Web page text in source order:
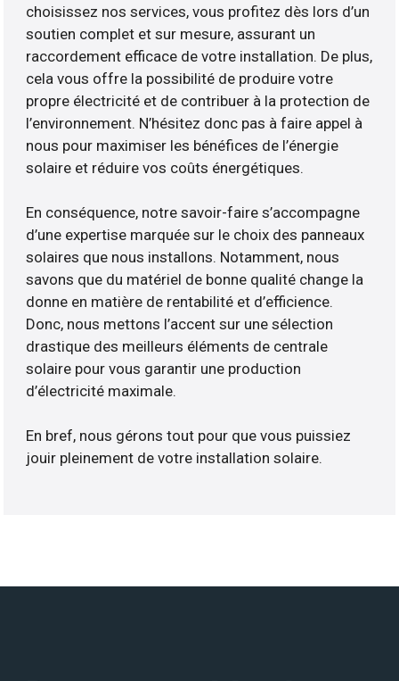
choisissez nos services, vous profitez dès lors d’un
soutien complet et sur mesure, assurant un
raccordement efficace de votre installation. De plus,
cela vous offre la possibilité de produire votre
propre électricité et de contribuer à la protection de
l’environnement. N’hésitez donc pas à faire appel à
nous pour maximiser les bénéfices de l’énergie
solaire et réduire vos coûts énergétiques.
En conséquence, notre savoir-faire s’accompagne
d’une expertise marquée sur le choix des panneaux
solaires que nous installons. Notamment, nous
savons que du matériel de bonne qualité change la
donne en matière de rentabilité et d’efficience.
Donc, nous mettons l’accent sur une sélection
drastique des meilleurs éléments de centrale
solaire pour vous garantir une production
d’électricité maximale.
En bref, nous gérons tout pour que vous puissiez
jouir pleinement de votre installation solaire.